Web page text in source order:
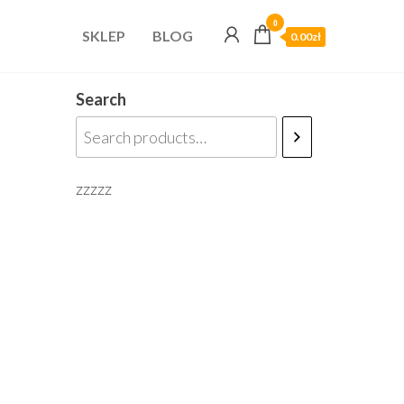
SKLEP BLOG
0
0.00zł
Search
zzzzz